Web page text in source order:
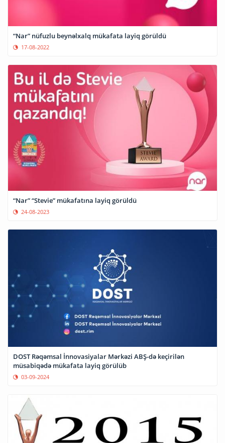
“Nar” nüfuzlu beynəlxalq mükafata layiq görüldü
17-08-2022
“Nar” “Stevie” mükafatına layiq görüldü
24-08-2023
DOST Rəqəmsal İnnovasiyalar Mərkəzi ABŞ-də keçirilən
müsabiqədə mükafata layiq görülüb
03-09-2024